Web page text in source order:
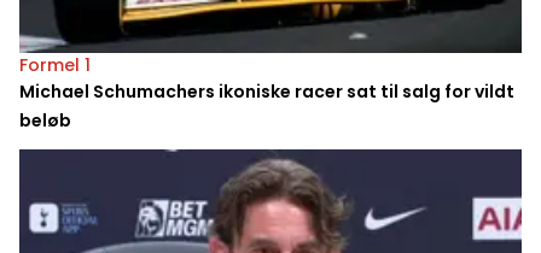
Formel 1
Michael Schumachers ikoniske racer sat til salg for vildt
beløb